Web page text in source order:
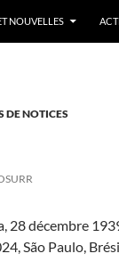
NOUVELLES
DE NOTICES
28 décembre
São Paulo,